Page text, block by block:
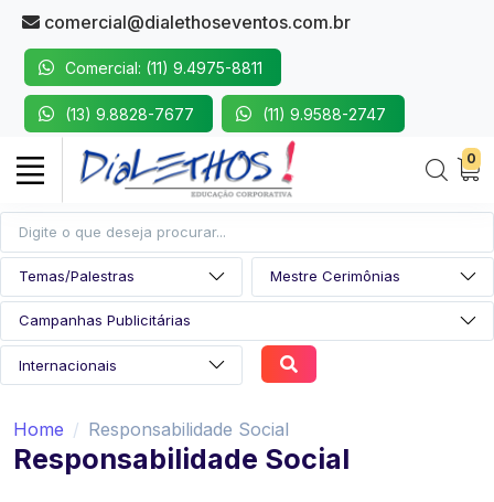
comercial@dialethoseventos.com.br
Comercial: (11) 9.4975-8811
(13) 9.8828-7677 (11) 9.9588-2747
0
Home Responsabilidade Social
Responsabilidade Social